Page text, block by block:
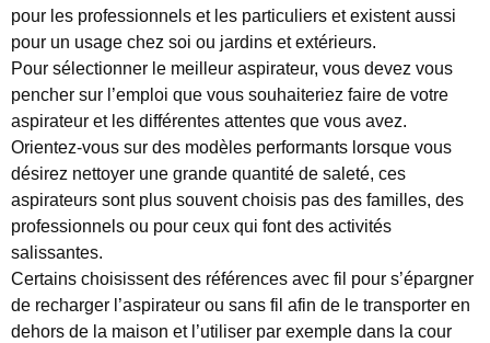
pour les professionnels et les particuliers et existent aussi
pour un usage chez soi ou jardins et extérieurs.
Pour sélectionner le meilleur aspirateur, vous devez vous
pencher sur l’emploi que vous souhaiteriez faire de votre
aspirateur et les différentes attentes que vous avez.
Orientez-vous sur des modèles performants lorsque vous
désirez nettoyer une grande quantité de saleté, ces
aspirateurs sont plus souvent choisis pas des familles, des
professionnels ou pour ceux qui font des activités
salissantes.
Certains choisissent des références avec fil pour s’épargner
de recharger l’aspirateur ou sans fil afin de le transporter en
dehors de la maison et l’utiliser par exemple dans la cour